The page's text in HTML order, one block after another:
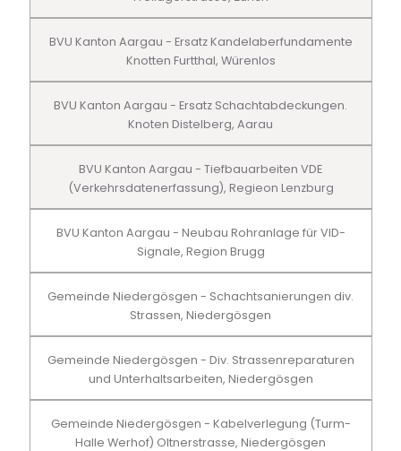
BVU Kanton Aargau - Ersatz Kandelaberfundamente
Knotten Furtthal, Würenlos
BVU Kanton Aargau - Ersatz Schachtabdeckungen.
Knoten Distelberg, Aarau
BVU Kanton Aargau - Tiefbauarbeiten VDE
(Verkehrsdatenerfassung), Regieon Lenzburg
BVU Kanton Aargau - Neubau Rohranlage für VID-
Signale, Region Brugg
Gemeinde Niedergösgen - Schachtsanierungen div.
Strassen, Niedergösgen
Gemeinde Niedergösgen - Div. Strassenreparaturen
und Unterhaltsarbeiten, Niedergösgen
Gemeinde Niedergösgen - Kabelverlegung (Turm-
Halle Werhof) Oltnerstrasse, Niedergösgen